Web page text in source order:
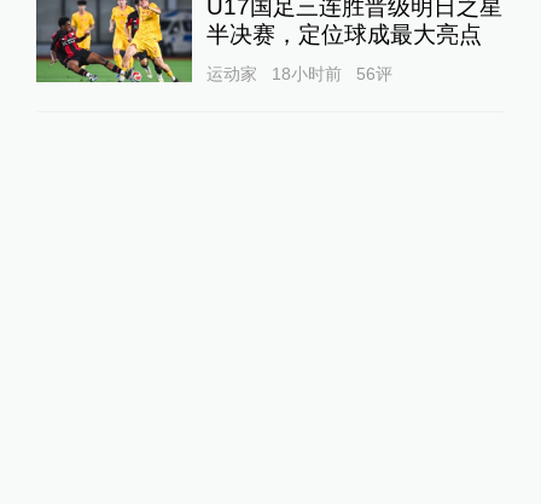
U17国足三连胜晋级明日之星
半决赛，定位球成最大亮点
运动家 18小时前 56评